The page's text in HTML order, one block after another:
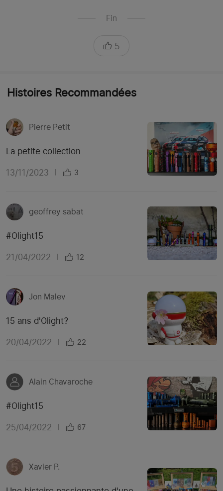
Fin
5
Histoires Recommandées
Pierre Petit
La petite collection
13/11/2023 | 3
geoffrey sabat
#Olight15
21/04/2022 12
Jon Malev
15 ans d'Olight?
20/04/2022 22
Alain Chavaroche
#Olight15
25/04/2022 67
Xavier P.